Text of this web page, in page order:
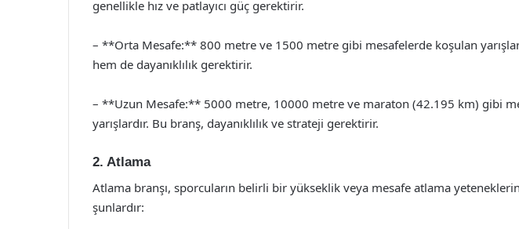
genellikle hız ve patlayıcı güç gerektirir.
– **Orta Mesafe:** 800 metre ve 1500 metre gibi mesafelerde koşulan
hem de dayanıklılık gerektirir.
– **Uzun Mesafe:** 5000 metre, 10000 metre ve maraton (42.195 km) gibi
yarışlardır. Bu branş, dayanıklılık ve strateji gerektirir.
2. Atlama
Atlama branşı, sporcuların belirli bir yükseklik veya mesafe atlama
şunlardır: